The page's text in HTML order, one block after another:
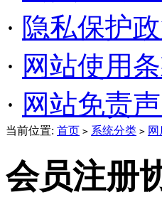
· 隐私保护
· 网站使用
· 网站免责
当前位置: 首页 > 系统分类 >
会员注册